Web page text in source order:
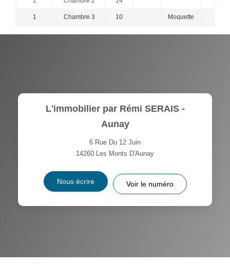
1 Chambre 3 10 Moquette
L'immobilier par Rémi SERAIS -
Aunay
6 Rue Du 12 Juin
14260 Les Monts D'Aunay
Nous écrire Voir le numéro